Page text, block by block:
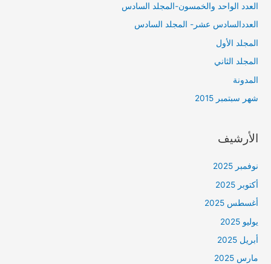
العدد الواحد والخمسون-المجلد السادس
العددالسادس عشر- المجلد السادس
المجلد الأول
المجلد الثاني
المدونة
شهر سبتمبر 2015
الأرشيف
نوفمبر 2025
أكتوبر 2025
أغسطس 2025
يوليو 2025
أبريل 2025
مارس 2025